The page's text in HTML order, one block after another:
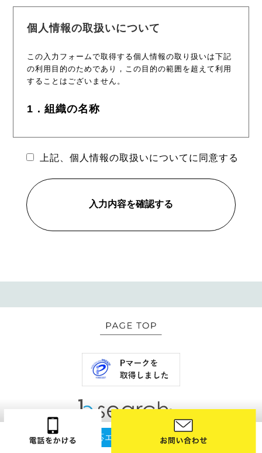
個人情報の取扱いについて
この入力フォームで取得する個人情報の取り扱いは下記
の利用目的のためであり，この目的の範囲を超えて利用
することはございません。
1．組織の名称
及び連絡先
個人情報保護管理者：江口 一真
所属：株式会社bサーチ
3．個人情報の利用目的
データを利用する目的は，以下のとおりです。
方の個人情報は、お問い合わせにお答えする及びサービ
スのご提供、ご契約に付随する各業務、報酬管理への利
用、ご要望のあった資料などをお送りするため
ご連絡、付随するアフターサービスのため
4．個人情報の取扱いの委託
上記、個人情報の取扱いについてに同意する
入力内容を確認する
対応エリア：全国対応